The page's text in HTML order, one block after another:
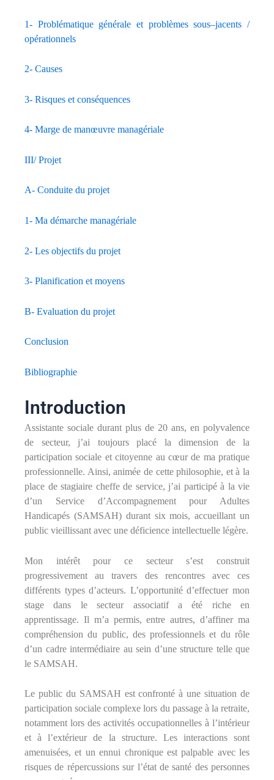
1- Problématique générale et problèmes sous–jacents /
opérationnels
2- Causes
3- Risques et conséquences
4- Marge de manœuvre managériale
III/ Projet
A- Conduite du projet
1- Ma démarche managériale
2- Les objectifs du projet
3- Planification et moyens
B- Evaluation du projet
Conclusion
Bibliographie
Introduction
Assistante sociale durant plus de 20 ans, en polyvalence
de secteur, j’ai toujours placé la dimension de la
participation sociale et citoyenne au cœur de ma pratique
professionnelle. Ainsi, animée de cette philosophie, et à la
place de stagiaire cheffe de service, j’ai participé à la vie
d’un Service d’Accompagnement pour Adultes
Handicapés (SAMSAH) durant six mois, accueillant un
public vieillissant avec une déficience intellectuelle légère.
Mon intérêt pour ce secteur s’est construit
progressivement au travers des rencontres avec ces
différents types d’acteurs. L’opportunité d’effectuer mon
stage dans le secteur associatif a été riche en
apprentissage. Il m’a permis, entre autres, d’affiner ma
compréhension du public, des professionnels et du rôle
d’un cadre intermédiaire au sein d’une structure telle que
le SAMSAH.
Le public du SAMSAH est confronté à une situation de
participation sociale complexe lors du passage à la retraite,
notamment lors des activités occupationnelles à l’intérieur
et à l’extérieur de la structure. Les interactions sont
amenuisées, et un ennui chronique est palpable avec les
risques de répercussions sur l’état de santé des personnes